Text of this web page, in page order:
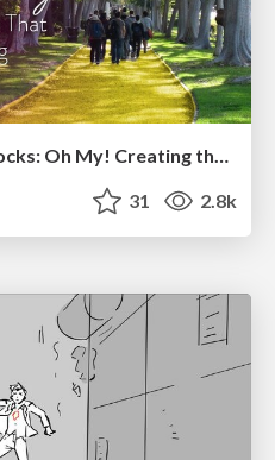
Templates, Plugins, & Blocks: Oh My! Creating the theme that thinks of everything
31 2.8k